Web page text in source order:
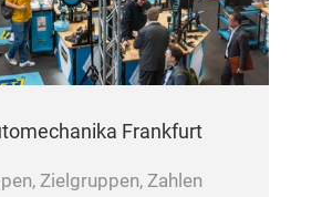
Frankfurt
Zielgruppen, Zahlen